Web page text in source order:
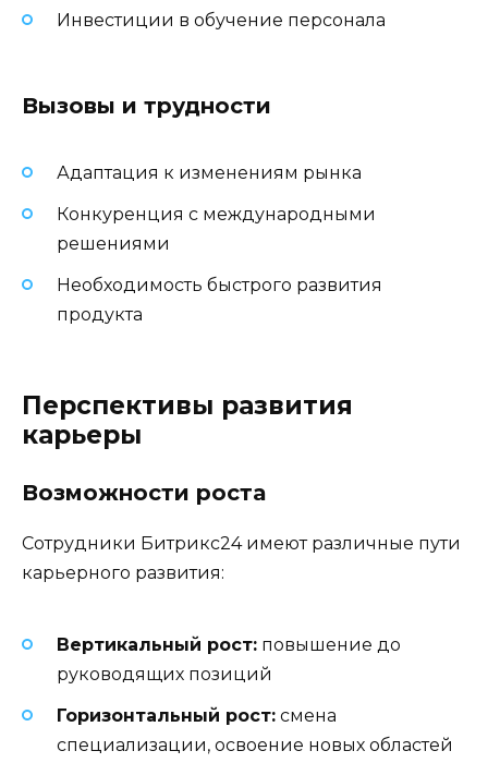
Инвестиции в обучение персонала
Вызовы и трудности
Адаптация к изменениям рынка
Конкуренция с международными
решениями
Необходимость быстрого развития
продукта
Перспективы развития
карьеры
Возможности роста
Сотрудники Битрикс24 имеют различные пути
карьерного развития:
Вертикальный рост: повышение до
руководящих позиций
Горизонтальный рост: смена
специализации, освоение новых областей